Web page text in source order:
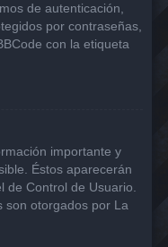
de autenticación,
por contraseñas,
con la etiqueta
importante y
Éstos aparecerán
de Control de Usuario.
son otorgados por La